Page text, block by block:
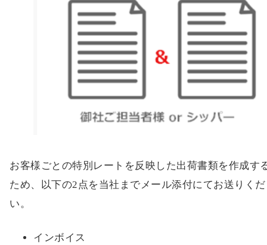
お客様ごとの特別レートを反映した出荷書類を作成す
ため、以下の2点を当社までメール添付にてお送りく
い。
インボイス